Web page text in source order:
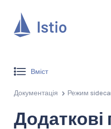
Вміст
Документація Режим
Додаткові